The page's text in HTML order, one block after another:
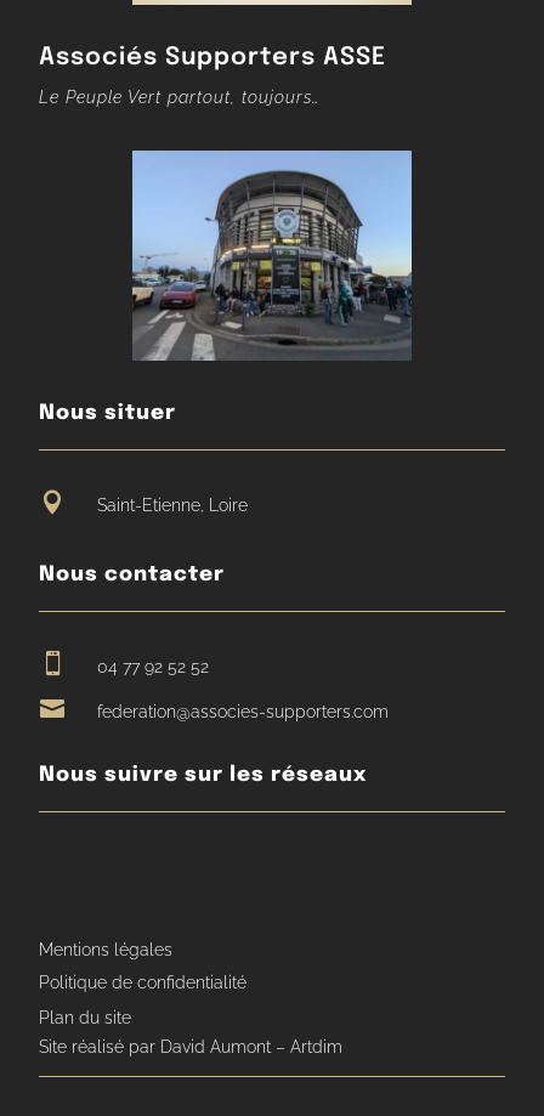
Associés Supporters ASSE
Le Peuple Vert partout, toujours…
Nous situer
 Saint-Etienne, Loire
Nous contacter
 04 77 92 52 52
 federation@associes-supporters.com
Nous suivre sur les réseaux
Mentions légales
Politique de confidentialité
Plan du site
Site réalisé par David Aumont – Artdim